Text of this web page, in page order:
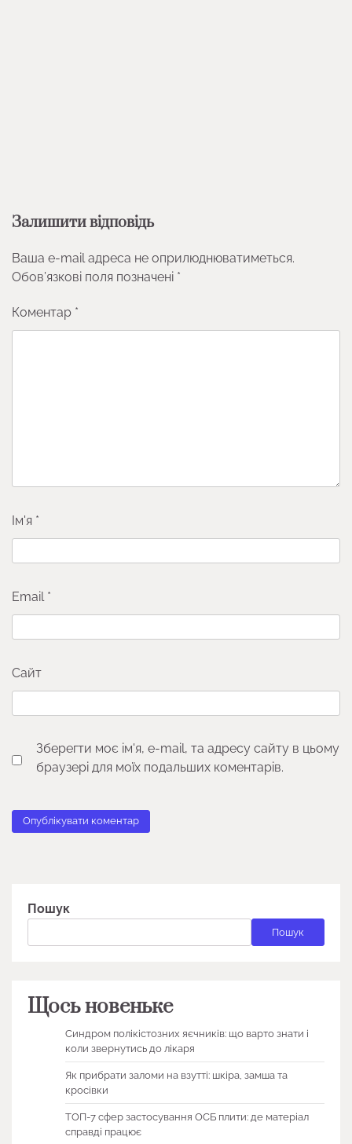
Залишити відповідь
Ваша e-mail адреса не оприлюднюватиметься.
Обов’язкові поля позначені *
Коментар *
Ім'я *
Email *
Сайт
Зберегти моє ім'я, e-mail, та адресу сайту в цьому
браузері для моїх подальших коментарів.
Пошук
Пошук
Щось новеньке
Синдром полікістозних яєчників: що варто знати і
коли звернутись до лікаря
Як прибрати заломи на взутті: шкіра, замша та
кросівки
ТОП-7 сфер застосування ОСБ плити: де матеріал
справді працює